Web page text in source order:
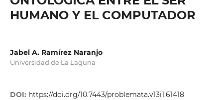
HUMANO Y EL COMPUTADOR
Jabel A. Ramírez Naranjo
Universidad de La Laguna
DOI: https://doi.org/10.7443/problemata.v13i1.61418